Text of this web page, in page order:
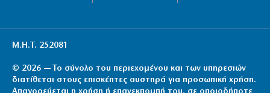
Μ.Η.Τ. 252081
© 2026 — Το σύνολο του περιεχομένου και των υπηρεσιών
διατίθεται στους επισκέπτες αυστηρά για προσωπική χρήση.